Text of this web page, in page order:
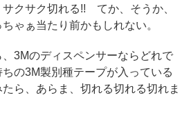
サク切れる!! てか、そうか、
ゃぁ当たり前かもしれない。
3Mのディスペンサーならどれで
の3M製別種テープが入っている
ら、あらま、切れる切れる切れま